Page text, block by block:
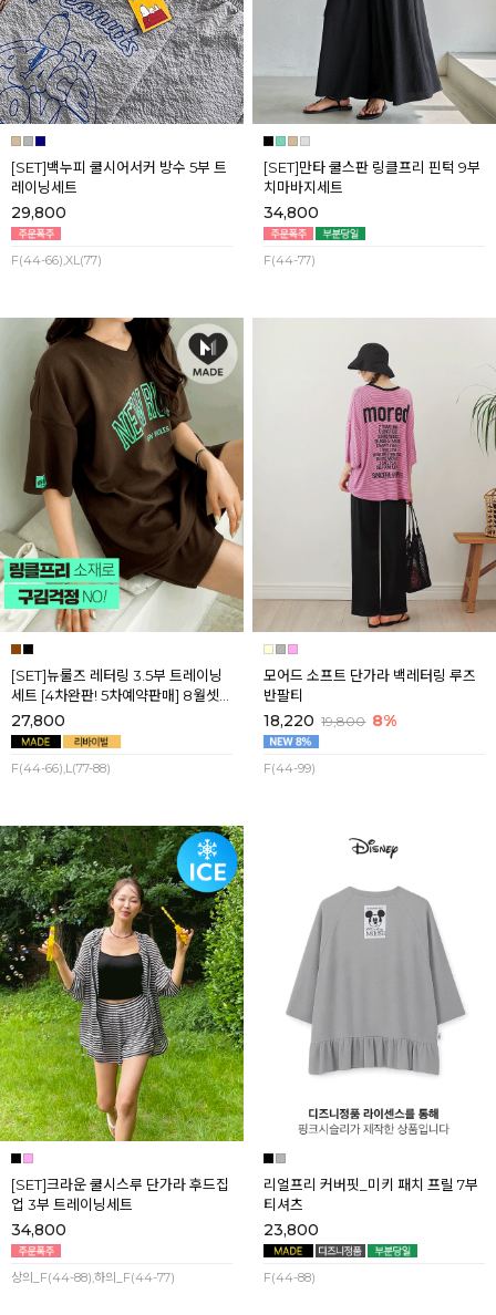
[SET]백누피 쿨시어서커 방수 5부 트
레이닝세트
29,800
F(44-66),XL(77)
[SET]만타 쿨스판 링클프리 핀턱 9부
치마바지세트
34,800
F(44-77)
[SET]뉴룰즈 레터링 3.5부 트레이닝
세트 [4차완판! 5차예약판매] 8월셋
째주 순차배송
27,800
F(44-66),L(77-88)
모어드 소프트 단가라 백레터링 루즈
반팔티
18,220 19,800 8%
F(44-99)
[SET]크라운 쿨시스루 단가라 후드집
업 3부 트레이닝세트
34,800
상의_F(44-88),하의_F(44-77)
리얼프리 커버핏_미키 패치 프릴 7부
티셔츠
23,800
F(44-88)